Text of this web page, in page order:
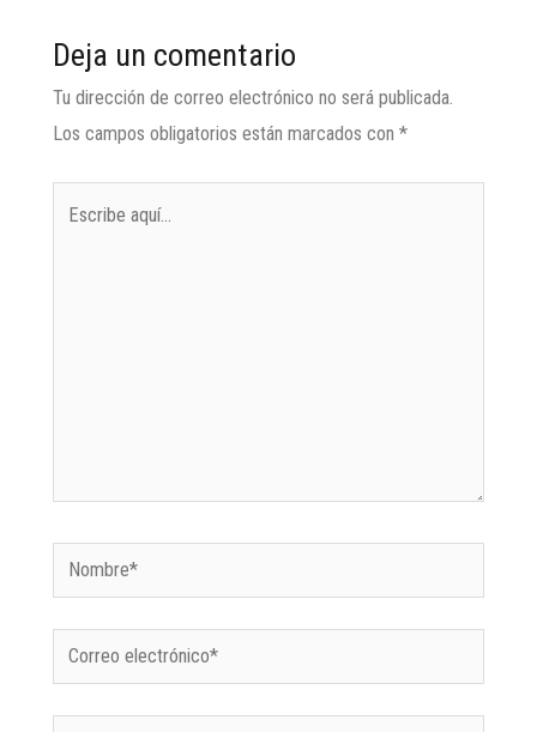
Deja un comentario
Tu dirección de correo electrónico no será publicada.
Los campos obligatorios están marcados con *